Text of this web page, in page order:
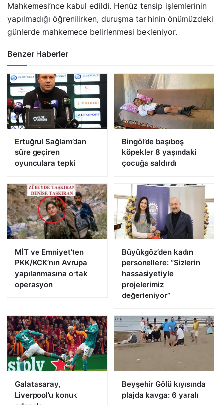
Mahkemesi’nce kabul edildi. Henüz tensip işlemlerinin
yapılmadığı öğrenilirken, duruşma tarihinin önümüzdeki
günlerde mahkemece belirlenmesi bekleniyor.
Benzer Haberler
Ertuğrul Sağlam’dan
süre geçiren
oyunculara tepki
Bingöl’de başıboş
köpekler 8 yaşındaki
çocuğa saldırdı
MİT ve Emniyet’ten
PKK/KCK’nın Avrupa
yapılanmasına ortak
operasyon
Büyükgöz’den kadın
personellere: “Sizlerin
hassasiyetiyle
projelerimiz
değerleniyor”
Galatasaray,
Liverpool’u konuk
Beyşehir Gölü kıyısında
plajda kavga: 6 yaralı